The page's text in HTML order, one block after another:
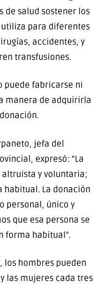
de salud sostener los
utiliza para diferentes
accidentes, y
transfusiones.
puede fabricarse ni
manera de adquirirla
jefa del
expresó: “La
altruista y voluntaria;
habitual. La donación
personal, único y
que esa persona se
forma habitual”.
los hombres pueden
las mujeres cada tres